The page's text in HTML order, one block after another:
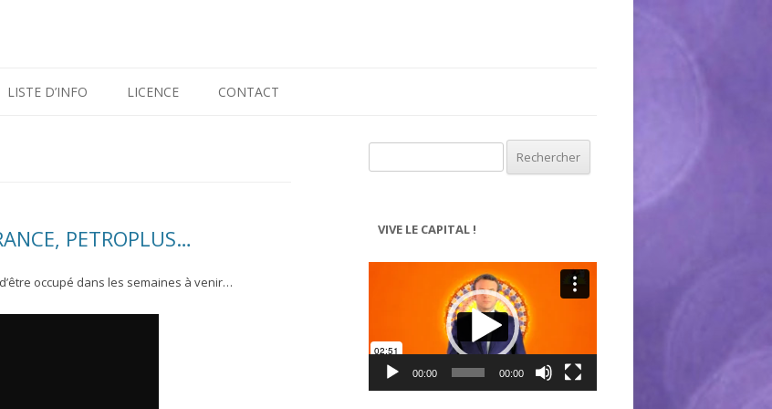
LISTE D’INFO LICENCE CONTACT
PETROPLUS…
occupé dans les semaines à venir…
VIVE LE CAPITAL !
Lecteur
00:00 00:00